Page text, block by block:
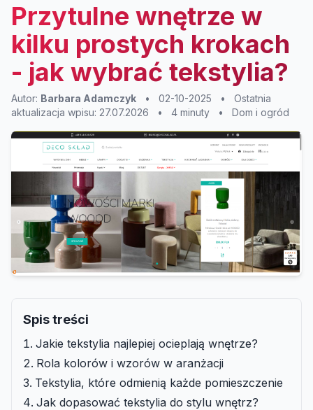
Przytulne wnętrze w
kilku prostych krokach
- jak wybrać tekstylia?
Autor: Barbara Adamczyk • 02-10-2025 •
Ostatnia
aktualizacja wpisu: 27.07.2026
• 4 minuty • Dom i ogród
Spis treści
Jakie tekstylia najlepiej ocieplają wnętrze?
Rola kolorów i wzorów w aranżacji
Tekstylia, które odmienią każde pomieszczenie
Jak dopasować tekstylia do stylu wnętrz?